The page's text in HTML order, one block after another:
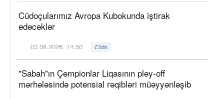
Cüdoçularımız Avropa Kubokunda iştirak
edəcəklər
03.08.2026, 14:50 Cüdo
"Sabah"ın Çempionlar Liqasının pley-off
mərhələsində potensial rəqibləri müəyyənləşib